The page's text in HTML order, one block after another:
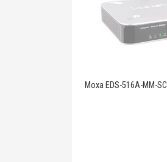
Moxa EDS-516A-MM-SC